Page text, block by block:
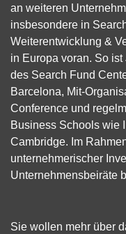
an weiteren
insbesondere in
Weiterentwicklung &
in Europa voran. So
des Search Fund
Barcelona, Mit-
Conference und
Business Schools wie
Cambridge. Im
unternehmerischer
Unternehmensbeiräte
Sie wollen mehr über